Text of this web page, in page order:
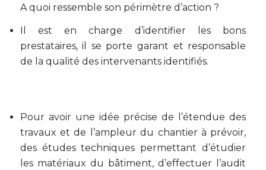
A quoi ressemble son périmètre d’action ?
Il est en charge d’identifier les bons
prestataires, il se porte garant et responsable
de la qualité des intervenants identifiés.
Pour avoir une idée précise de l’étendue des
travaux et de l’ampleur du chantier à prévoir,
des études techniques permettant d’étudier
les matériaux du bâtiment, d’effectuer l’audit